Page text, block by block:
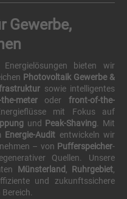
Gewerbe,
bieten wir
Photovoltaik Gewerbe &
sowie intelligentes
the-meteroder front-of-the-
mit Fokus auf
und Peak-Shaving. Mit
Energie-Audit entwickeln wir
– von Pufferspeicher-
Quellen. Unsere
Münsterland, Ruhrgebiet,
und zukunftssichere